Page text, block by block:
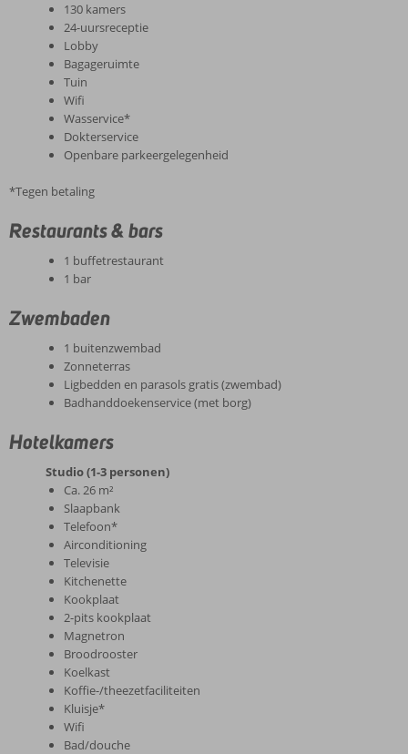
130 kamers
24-uursreceptie
Lobby
Bagageruimte
Tuin
Wifi
Wasservice*
Dokterservice
Openbare parkeergelegenheid
*Tegen betaling
Restaurants & bars
1 buffetrestaurant
1 bar
Zwembaden
1 buitenzwembad
Zonneterras
Ligbedden en parasols gratis (zwembad)
Badhanddoekenservice (met borg)
Hotelkamers
Studio (1-3 personen)
Ca. 26 m²
Slaapbank
Telefoon*
Airconditioning
Televisie
Kitchenette
Kookplaat
2-pits kookplaat
Magnetron
Broodrooster
Koelkast
Koffie-/theezetfaciliteiten
Kluisje*
Wifi
Bad/douche